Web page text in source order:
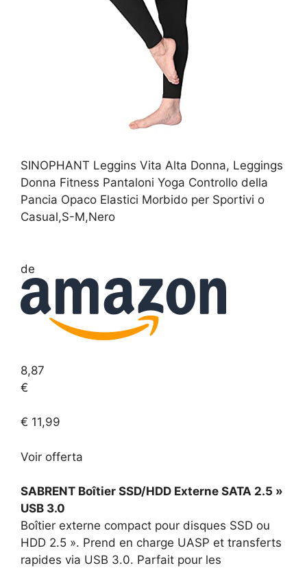
SINOPHANT Leggins Vita Alta Donna, Leggings
Donna Fitness Pantaloni Yoga Controllo della
Pancia Opaco Elastici Morbido per Sportivi o
Casual,S-M,Nero
de
8,87
€
€ 11,99
Voir offerta
SABRENT Boîtier SSD/HDD Externe SATA 2.5 »
USB 3.0
Boîtier externe compact pour disques SSD ou
HDD 2.5 ». Prend en charge UASP et transferts
rapides via USB 3.0. Parfait pour les